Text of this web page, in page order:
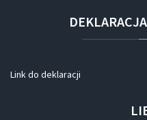
DEKLARACJA
Link do deklaracji